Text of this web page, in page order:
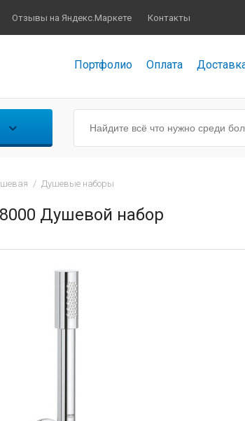
Отзывы на Яндекс.Маркете Контакты
Портфолио Оплата
/ Душевые наборы
Душевой набор